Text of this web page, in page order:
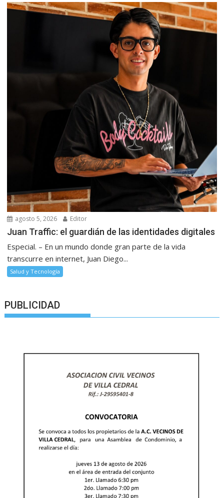
agosto 5, 2026 Editor
Juan Traffic: el guardián de las identidades digitales
Especial. – En un mundo donde gran parte de la vida
transcurre en internet, Juan Diego...
Salud y Tecnología
PUBLICIDAD